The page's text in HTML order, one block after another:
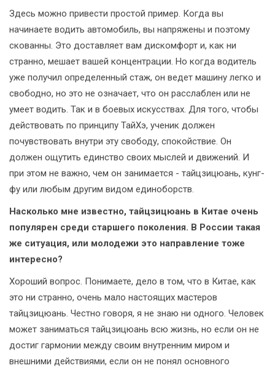
Здесь можно привести простой пример. Когда вы
начинаете водить автомобиль, вы напряжены и поэтому
скованны. Это доставляет вам дискомфорт и, как ни
странно, мешает вашей концентрации. Но когда водитель
уже получил определенный стаж, он ведет машину легко и
свободно, но это не означает, что он расслаблен или не
умеет водить. Так и в боевых искусствах. Для того, чтобы
действовать по принципу ТайХэ, ученик должен
почувствовать внутри эту свободу, спокойствие. Он
должен ощутить единство своих мыслей и движений. И
при этом не важно, чем он занимается - тайцзицюань, кунг-
фу или любым другим видом единоборств.
Насколько мне известно, тайцзицюань в Китае очень
популярен среди старшего поколения. В России такая
же ситуация, или молодежи это направление тоже
интересно?
Хороший вопрос. Понимаете, дело в том, что в Китае, как
это ни странно, очень мало настоящих мастеров
тайцзицюань. Честно говоря, я не знаю ни одного. Человек
может заниматься тайцзицюань всю жизнь, но если он не
достиг гармонии между своим внутренним миром и
внешними действиями, если он не понял основного